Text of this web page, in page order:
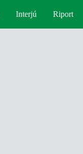
Interjú Riport